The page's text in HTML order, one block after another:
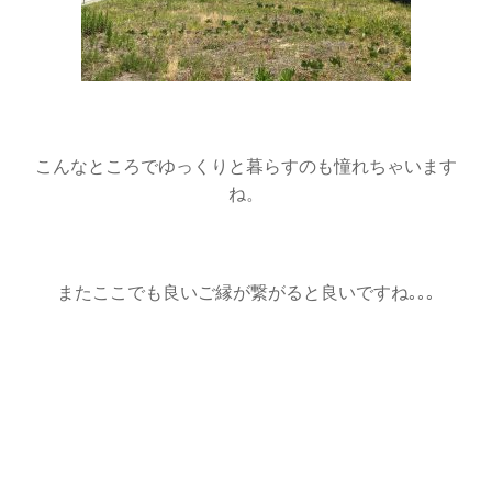
こんなところでゆっくりと暮らすのも憧れちゃいます
ね。
またここでも良いご縁が繋がると良いですね｡｡｡